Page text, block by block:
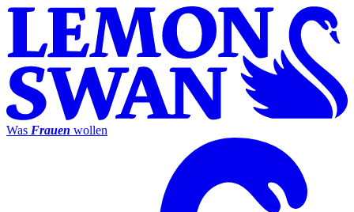
Was Frauen wollen